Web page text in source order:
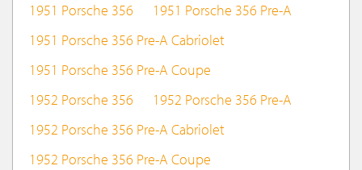
1951 Porsche 356
1951 Porsche 356 Pre-A
1951 Porsche 356 Pre-A Cabriolet
1951 Porsche 356 Pre-A Coupe
1952 Porsche 356
1952 Porsche 356 Pre-A
1952 Porsche 356 Pre-A Cabriolet
1952 Porsche 356 Pre-A Coupe